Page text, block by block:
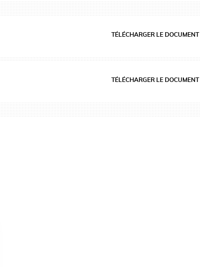
TÉLÉCHARGER LE DOCUMENT
TÉLÉCHARGER LE DOCUMENT